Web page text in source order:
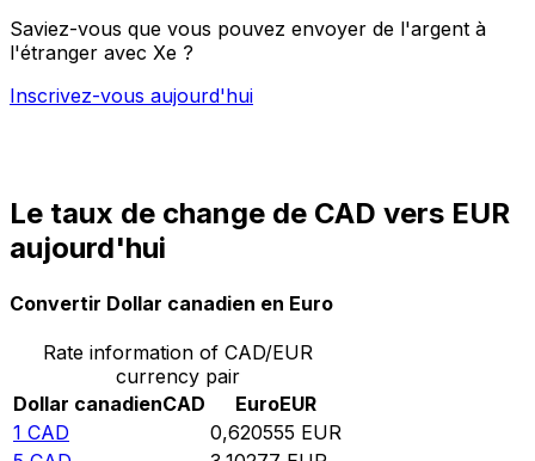
Saviez-vous que vous pouvez envoyer de l'argent à
l'étranger avec Xe ?
Inscrivez-vous aujourd'hui
Le taux de change de CAD vers EUR
aujourd'hui
Convertir Dollar canadien en Euro
Rate information of CAD/EUR
currency pair
Dollar canadienCAD EuroEUR
1 CAD 0,620555 EUR